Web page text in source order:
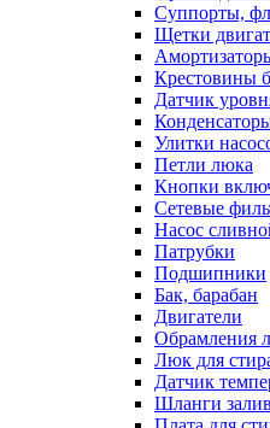
Суппорты,
Щетки
Крестовины
Датчик
Улитки
Петли люка
Кнопки
Сетевые
Насос
Патрубки
Подшипники
Бак, барабан
Двигатели
Обрамления
Люк для
Датчик
Шланги